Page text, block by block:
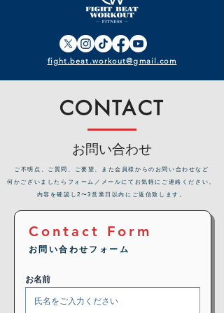
fight.beat.workout@gmail.com
CONTACT
お問い合わせ
​ご不明点、ご質問、ご要望、また会員様からのお問い合わせなど
何かございましたらフォーム／メールにてお気軽にご連絡ください。
内容を確認し2〜3営業日以内にご返信致します。
Contact Form
お問い合わせフォーム
お名前